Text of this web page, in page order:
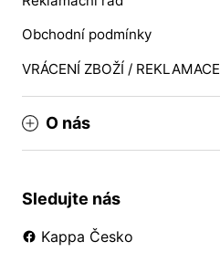
Obchodní podmínky
VRÁCENÍ ZBOŽÍ / REKLAMACE
O nás
Sledujte nás
Kappa Česko